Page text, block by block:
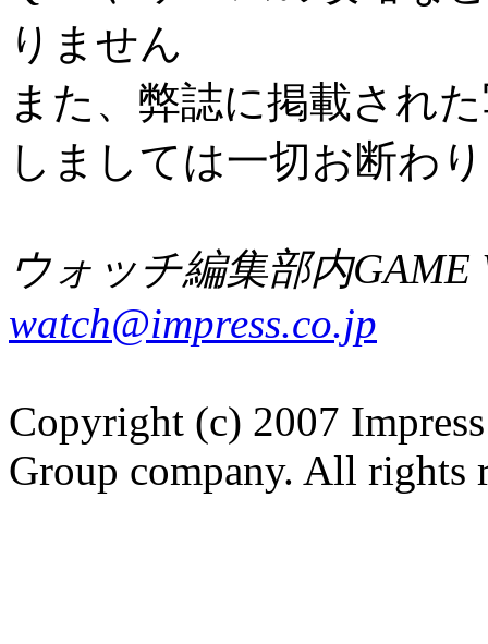
りません
また、弊誌に掲載され
しましては一切お断わ
ウォッチ編集部内GAME
watch@impress.co.jp
Copyright (c) 2007
Group company. All rights